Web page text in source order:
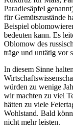
Paradiesäpfel
für Gemütszustände
Beispiel
bedeuten kann. Es
Oblomow des
träge und untätig vor
In diesem Sinne
würden zu wenige
wir machten zu viel
hätten zu viele
Wohlstand. Bald
nicht mehr leisten.